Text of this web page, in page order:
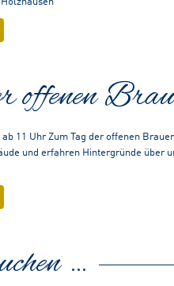
offenen
11 Uhr Zum Tag der offenen
und erfahren Hintergründe über
…